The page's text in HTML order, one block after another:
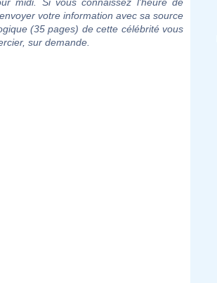
votre information avec sa source
(35 pages) de cette célébrité vous
sur demande.